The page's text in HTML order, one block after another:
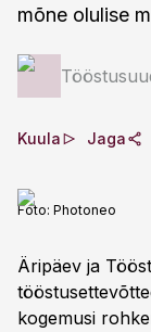
mõne olulise
Kuula Jaga
Foto: Photoneo
Äripäev ja
kogemusi